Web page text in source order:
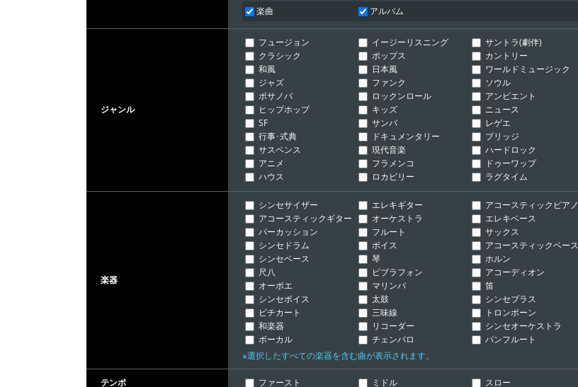
楽曲
アルバム
ジャンル
フュージョン イージーリスニング サントラ(劇伴)
クラシック
ポップス カントリー
和風
日本風 ワールドミュージック
ジャズ
ファンク ソウル
ボサノバ
ロックンロール アンビエント
ヒップホップ
キッズ ニュース
SF
サンバ レゲエ
行事･式典
ドキュメンタリー ブリッジ
サスペンス
現代音楽 ハードロック
アニメ
フラメンコ ドゥーワップ
ハウス
ロカビリー ラグタイム
楽器
シンセサイザー エレキギター アコースティックピアノ
アコースティックギター
オーケストラ エレキベース
パーカッション
フルート サックス
シンセドラム
ボイス アコースティックベース
シンセベース
琴 ホルン
尺八
ビブラフォン アコーディオン
オーボエ
マリンバ 笛
シンセボイス
太鼓 シンセブラス
ピチカート
三味線 トロンボーン
和楽器
リコーダー シンセオーケストラ
ボーカル
チェンバロ パンフルート
※選択したすべての楽器を含む曲が表示されます。
テンポ ファースト ミドル スロー